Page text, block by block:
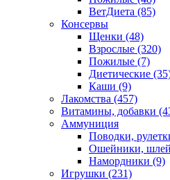
ВетДиета (85)
Консервы
Щенки (48)
Взрослые (320)
Пожилые (7)
Диетические
Каши (9)
Лакомства (457)
Витамины, добавки
Аммуниция
Поводки,
Ошейники,
Намордники (9)
Игрушки (231)